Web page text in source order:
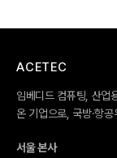
ACETEC
임베디드 컴퓨팅, 산업
온 기업으로, 국방·항
서울 본사